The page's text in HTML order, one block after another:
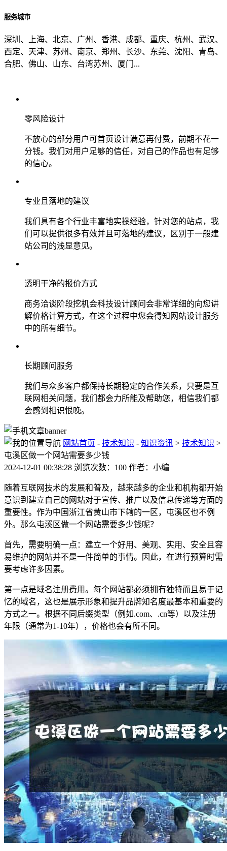
服务城市
深圳、上海、北京、广州、香港、成都、重庆、杭州、武汉、
西定、天津、苏州、南京、郑州、长沙、东莞、沈阳、青岛、
合肥、佛山、山东、台湾苏州、厦门...
零风险设计
不放心的部分用户可首页设计满意再付费，前期不花一
分钱。我们对用户足够的信任，对自己的作品也有足够
的信心。
专业且落地的建议
我们具有各个行业丰富地实操经验，针对您的站点，我
们可以提供很多有效并且可落地的建议，区别于一般建
站公司的浅显意见。
透明干净的报价方式
商务洽谈阶段挖机会科技设计顾问会非常详细的向您讲
解价格计算方式，在这个过程中您会得知网站设计服务
中的所有细节。
长期顾问服务
我们与众多客户都保持长期稳定的合作关系，只要是互
联网相关问题，我们都会力所能及帮助您，相信我们都
会感到相识恨晚。
网站首页 - 技术知识 - 知识资讯 > 技术知识 >
屯溪区做一个网站需要多少钱
2024-12-01 00:38:28 浏览次数：100 作者：小编
随着互联网技术的发展和普及，越来越多的企业和机构都开始
意识到建立自己的网站对于宣传、推广以及信息传递等方面的
重要性。作为中国浙江省黄山市下辖的一区，屯溪区也不例
外。那么屯溪区做一个网站需要多少钱呢？
首先，需要明确一点：建立一个好用、美观、实用、安全且容
易维护的网站并不是一件简单的事情。因此，在进行预算时需
要考虑许多因素。
第一点是域名注册费用。每个网站都必须拥有独特而且易于记
忆的域名，这也是展示形象和提升品牌知名度最基本和重要的
方式之一。根据不同后缀类型（例如.com、.cn等）以及注册
年限（通常为1-10年），价格也会有所不同。